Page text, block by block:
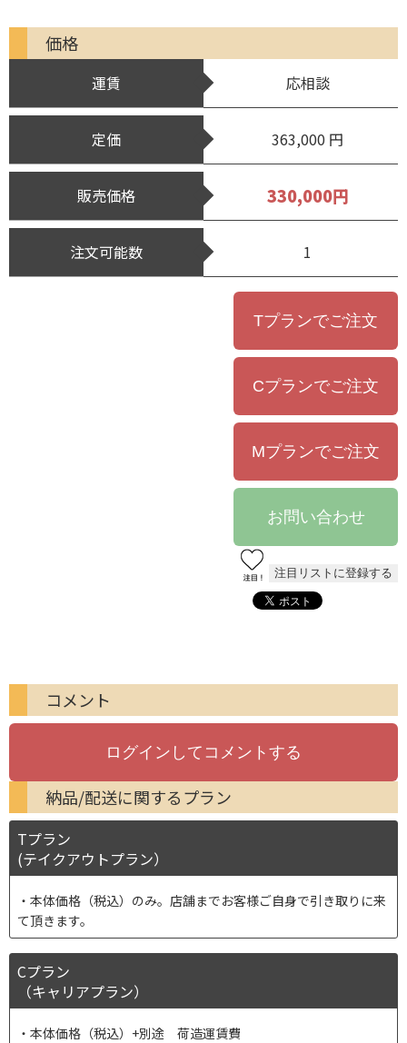
価格
運賃 応相談
定価 363,000 円
販売価格 330,000円
注文可能数 1
コメント
納品/配送に関するプラン
Tプラン
(テイクアウトプラン）
本体価格（税込）のみ。店舗までお客様ご自身で引き取りに来
て頂きます。
Cプラン
（キャリアプラン）
本体価格（税込）+別途 荷造運賃費